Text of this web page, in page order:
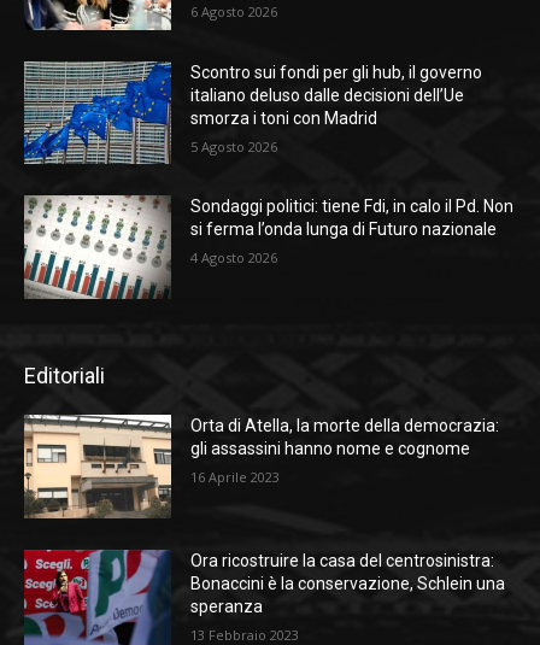
6 Agosto 2026
Scontro sui fondi per gli hub, il governo
italiano deluso dalle decisioni dell’Ue
smorza i toni con Madrid
5 Agosto 2026
Sondaggi politici: tiene Fdi, in calo il Pd. Non
si ferma l’onda lunga di Futuro nazionale
4 Agosto 2026
Editoriali
Orta di Atella, la morte della democrazia:
gli assassini hanno nome e cognome
16 Aprile 2023
Ora ricostruire la casa del centrosinistra:
Bonaccini è la conservazione, Schlein una
speranza
13 Febbraio 2023